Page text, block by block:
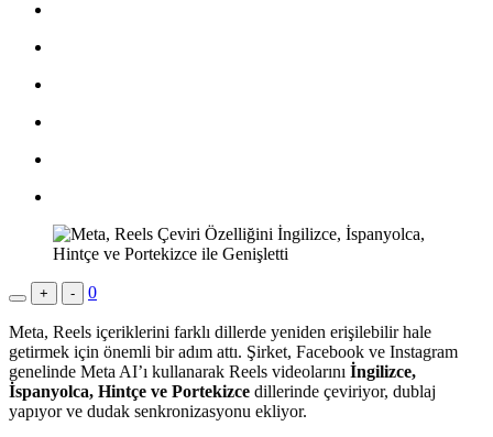
+ - 0
Meta, Reels içeriklerini farklı dillerde yeniden erişilebilir hale
getirmek için önemli bir adım attı. Şirket, Facebook ve Instagram
genelinde Meta AI’ı kullanarak Reels videolarını İngilizce,
İspanyolca, Hintçe ve Portekizce dillerinde çeviriyor, dublaj
yapıyor ve dudak senkronizasyonu ekliyor.